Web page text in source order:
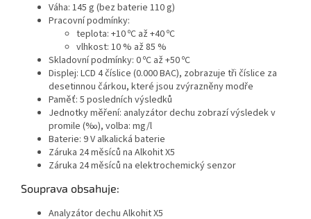
Váha: 145 g (bez baterie 110 g)
Pracovní podmínky:
teplota: +10 ºC až +40 ºC
vlhkost: 10 % až 85 %
Skladovní podmínky: 0 ºC až +50 ºC
Displej: LCD 4 číslice (0.000 BAC), zobrazuje tři číslice za
desetinnou čárkou, které jsou zvýrazněny modře
Paměť: 5 posledních výsledků
Jednotky měření: analyzátor dechu zobrazí výsledek v
promile (‰), volba: mg/l
Baterie: 9 V alkalická baterie
Záruka 24 měsíců na Alkohit X5
Záruka 24 měsíců na elektrochemický senzor
Souprava obsahuje:
Analyzátor dechu Alkohit X5